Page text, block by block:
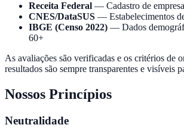
Receita Federal — Cadastro de
CNES/DataSUS — Estabelecimentos
IBGE (Censo 2022) — Dados
60+
As avaliações são verificadas e os critérios de
resultados são sempre transparentes e visíveis
Nossos Princípios
Neutralidade